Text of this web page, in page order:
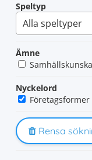
Speltyp
Ämne
Nyckelord
Företagsformer
Rensa